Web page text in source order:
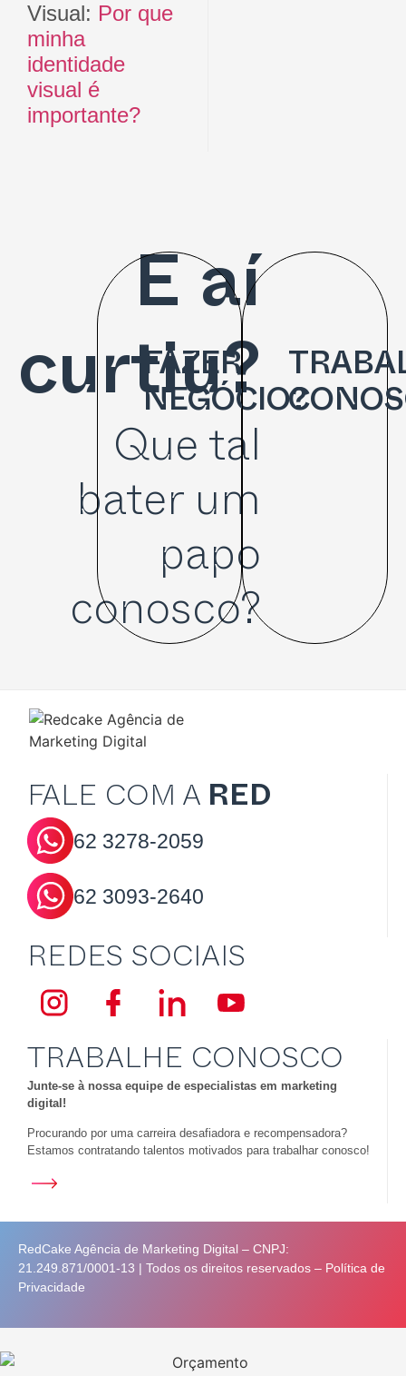
Visual: Por que
minha
identidade
visual é
importante?
E aí
curtiu?
Que tal
bater um
papo
conosco?
FAZER
NEGÓCIO?
FALE COM A RED
62 3278-2059
62 3093-2640
REDES SOCIAIS
TRABALHE CONOSCO
Junte-se à nossa equipe de especialistas em marketing
digital!
Procurando por uma carreira desafiadora e recompensadora?
Estamos contratando talentos motivados para trabalhar conosco!
RedCake Agência de Marketing Digital – CNPJ:
21.249.871/0001-13 | Todos os direitos reservados – Política de
Privacidade